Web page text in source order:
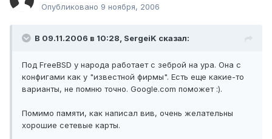
Опубликовано 9 ноября, 2006
В 09.11.2006 в 10:28, SergeiK сказал:
Под FreeBSD у народа работает с зеброй на ура. Она с
конфигами как у "известной фирмы". Есть еще какие-то
варианты, не помню точно. Google.com поможет :).
Помимо памяти, как написал вив, очень желательны
хорошие сетевые карты.